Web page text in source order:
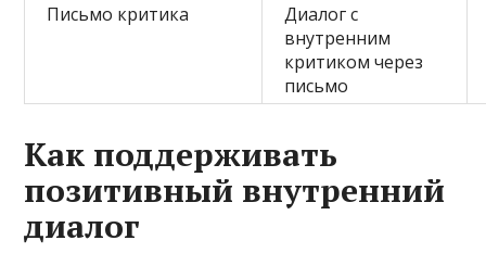
Письмо критика
Диалог с
внутренним
критиком через
письмо
Как поддерживать
позитивный внутренний
диалог